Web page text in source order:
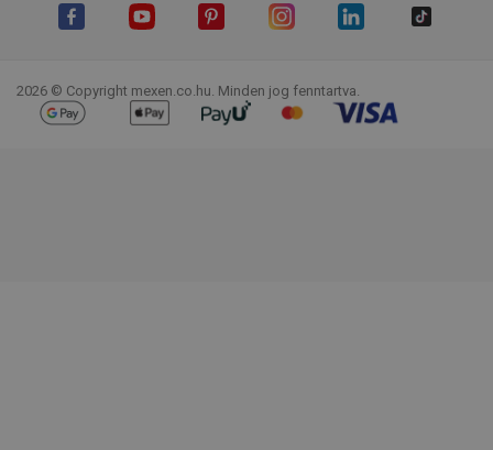
2026 © Copyright mexen.co.hu. Minden jog fenntartva.